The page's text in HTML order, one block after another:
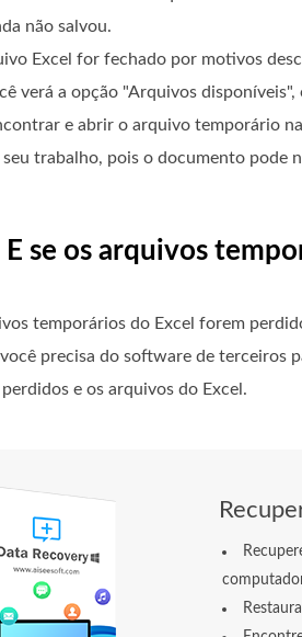
não salvou.
Excel for fechado por motivos
verá a opção "Arquivos
e abrir o arquivo temporário
trabalho, pois o documento pode
E se os arquivos
temporários do Excel forem
precisa do software de terceiros
e os arquivos do Excel.